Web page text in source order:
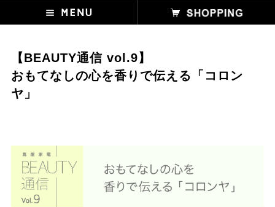
【BEAUTY通信 vol.9】
おもてなしの心を香りで伝える「コロン
ヤ」